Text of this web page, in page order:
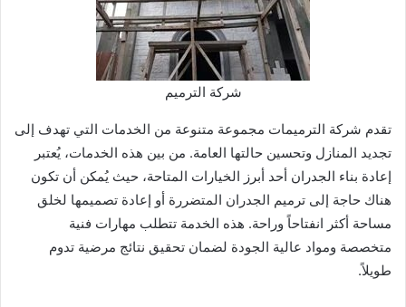
شركة الترميم
تقدم شركة الترميمات مجموعة متنوعة من الخدمات التي تهدف إلى
تجديد المنازل وتحسين حالتها العامة. من بين هذه الخدمات، يُعتبر
إعادة بناء الجدران أحد أبرز الخيارات المتاحة، حيث يُمكن أن تكون
هناك حاجة إلى ترميم الجدران المتضررة أو إعادة تصميمها لخلق
مساحة أكثر انفتاحاً وراحة. هذه الخدمة تتطلب مهارات فنية
متخصصة ومواد عالية الجودة لضمان تحقيق نتائج مرضية تدوم
طويلاً.